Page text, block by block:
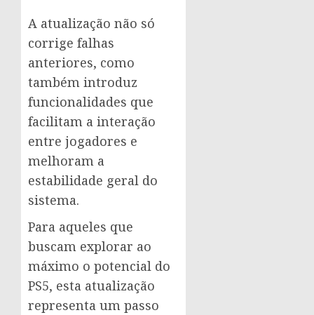
A atualização não só
corrige falhas
anteriores, como
também introduz
funcionalidades que
facilitam a interação
entre jogadores e
melhoram a
estabilidade geral do
sistema.
Para aqueles que
buscam explorar ao
máximo o potencial do
PS5, esta atualização
representa um passo